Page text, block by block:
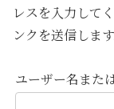
レスを入力して
ンクを送信します
ユーザー名また